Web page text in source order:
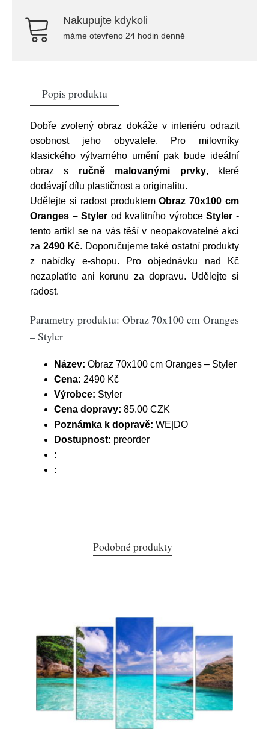
Nakupujte kdykoli
máme otevřeno 24 hodin denně
Popis produktu
Dobře zvolený obraz dokáže v interiéru odrazit
osobnost jeho obyvatele. Pro milovníky
klasického výtvarného umění pak bude ideální
obraz s ručně malovanými prvky, které
dodávají dílu plastičnost a originalitu.
Udělejte si radost produktemObraz 70x100 cm
Oranges – Styler od kvalitního výrobceStyler -
tento artikl se na vás těší v neopakovatelné akci
za 2490 Kč. Doporučujeme také ostatní produkty
z nabídky e-shopu. Pro objednávku nad Kč
nezaplatíte ani korunu za dopravu. Udělejte si
radost.
Parametry produktu: Obraz 70x100 cm Oranges
– Styler
Název: Obraz 70x100 cm Oranges – Styler
Cena: 2490 Kč
Výrobce: Styler
Cena dopravy: 85.00 CZK
Poznámka k dopravě: WE|DO
Dostupnost: preorder
:
:
Podobné produkty